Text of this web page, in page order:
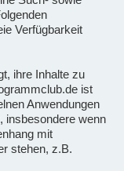
Verfügbarkeit
ihre Inhalte zu
ist
Anwendungen
insbesondere wenn
mit
stehen, z.B.